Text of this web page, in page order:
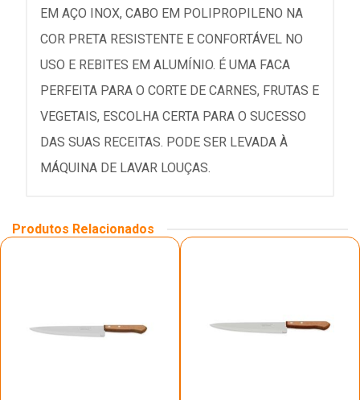
EM AÇO INOX, CABO EM POLIPROPILENO NA
COR PRETA RESISTENTE E CONFORTÁVEL NO
USO E REBITES EM ALUMÍNIO. É UMA FACA
PERFEITA PARA O CORTE DE CARNES, FRUTAS E
VEGETAIS, ESCOLHA CERTA PARA O SUCESSO
DAS SUAS RECEITAS. PODE SER LEVADA À
MÁQUINA DE LAVAR LOUÇAS.
Produtos Relacionados